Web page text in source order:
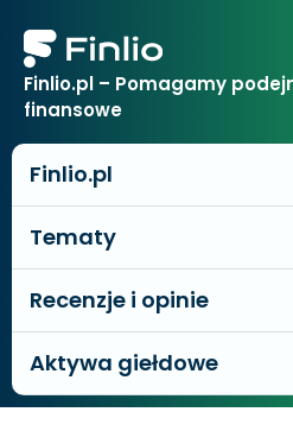
Finlio.pl – Pomagamy
finansowe
Finlio.pl
Tematy
Recenzje i opinie
Aktywa giełdowe